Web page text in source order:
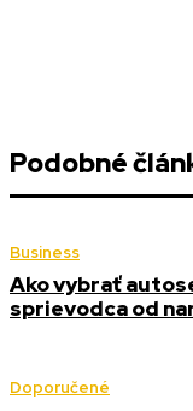
Podobné
Business
Ako vybrať
sprievodca od
Doporučené